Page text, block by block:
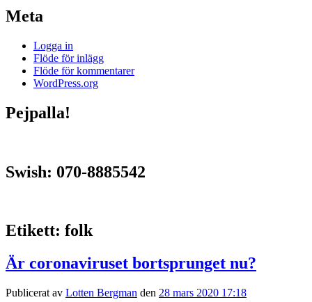
Meta
Logga in
Flöde för inlägg
Flöde för kommentarer
WordPress.org
Pejpalla!
Swish: 070-8885542
Etikett: folk
Är coronaviruset bortsprunget nu?
Publicerat av Lotten Bergman den 28 mars 2020 17:18